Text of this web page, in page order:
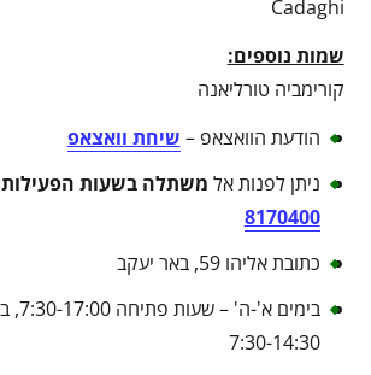
Cadaghi
שמות נוספים:
קורימביה טורליאנה
הודעת הוואצאפ – שיחת וואצאפ
ניתן לפנות אל משתלה בשעות הפעילות
8170400
כתובת אליהו 59, באר יעקב
בימים
7:30-14:30